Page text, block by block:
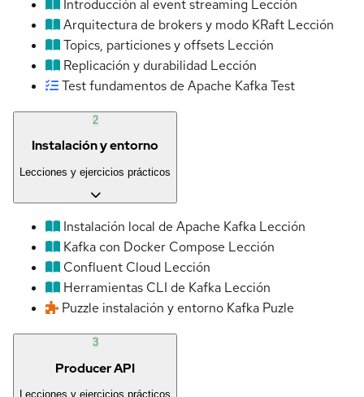
Introducción al event streaming Lección
Arquitectura de brokers y modo KRaft Lección
Topics, particiones y offsets Lección
Replicación y durabilidad Lección
Test fundamentos de Apache KafkaTest
2
Instalación y entorno
Lecciones y ejercicios prácticos
Instalación local de Apache Kafka Lección
Kafka con Docker Compose Lección
Confluent Cloud Lección
Herramientas CLI de Kafka Lección
Puzzle instalación y entorno Kafka Puzle
3
Producer API
Lecciones y ejercicios prácticos